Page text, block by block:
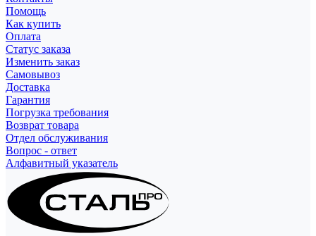
Помощь
Как купить
Оплата
Статус заказа
Изменить заказ
Самовывоз
Доставка
Гарантия
Погрузка требования
Возврат товара
Отдел обслуживания
Вопрос - ответ
Алфавитный указатель